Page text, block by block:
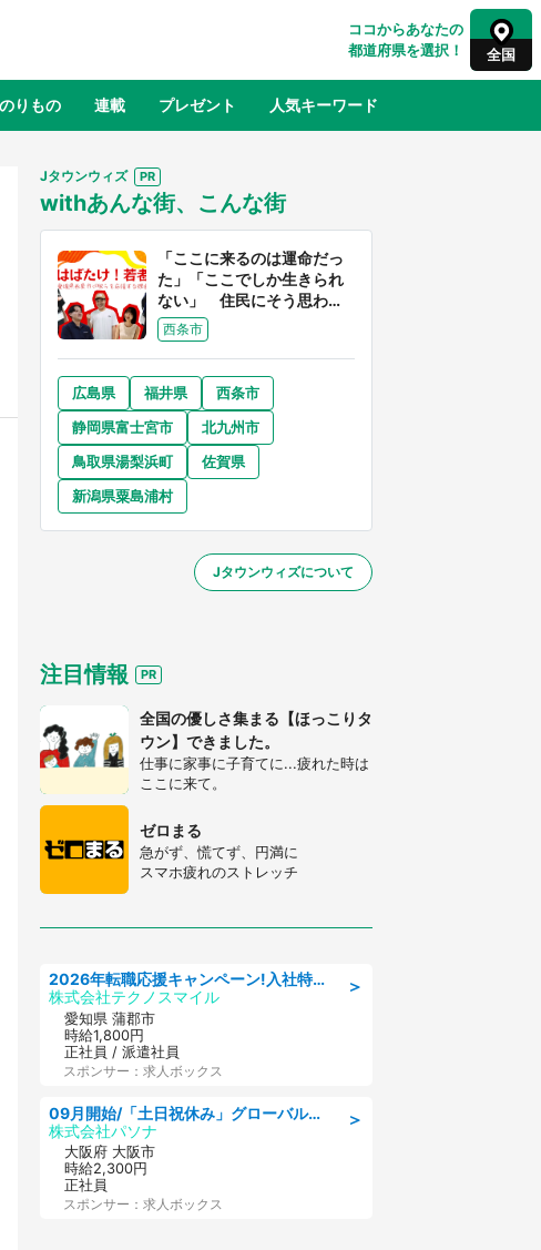
ココからあなたの
都道府県を選択！
全国
山形 福島
千葉 東京 神奈川
奈良 和歌山
山口
大分 宮崎
のりもの 連載 プレゼント 人気キーワード
ふるさと納税
〟の世界
日向翔陽＆影山飛雄が笹かまを食べ
る！ アニメ『ハイキュー！！』×老
舗「鐘崎」コラボで限定グッズも【8
／1～31】
Jタウンウィズ
withあんな街、こんな街
「ここに来るのは運命だっ
た」「ここでしか生きられ
ない」 住民にそう思わせ
る離島「粟島」の魅力【移
住婚受付中】
西条市
広島県 福井県
西条市
静岡県富士宮市
北九州市
鳥取県湯梨浜町
佐賀県
新潟県粟島浦村
Jタウンウィズについて
注目情報
全国の優しさ集まる【ほっこりタ
ウン】できました。
仕事に家事に子育てに...疲れた時は
ここに来て。
ゼロまる
急がず、慌てず、円満に
スマホ疲れのストレッチ
＞
2026年転職応援キャンペーン!入社特典58万円/デンソーで働こう!自動車工場で小型部品の検査業務 denso aichi
株式会社テクノスマイル
愛知県 蒲郡市
時給1,800円
正社員 / 派遣社員
スポンサー：求人ボックス
＞
09月開始/「土日祝休み」グローバル企業での産業保健のお仕事/保健師/高時給/残業なし/服装自由
株式会社パソナ
大阪府 大阪市
時給2,300円
正社員
スポンサー：求人ボックス